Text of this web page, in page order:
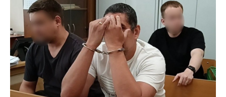
КОМУ ПРИНАДЛЕЖАТ
ТОРГОВЫЕ ЦЕНТРЫ
ТАТАРСТАНА
БЮДЖЕТ
ИНВЕСТИЦИИ
МАШИНОСТРОЕНИЕ
НЕФТЕХИМИЯ
НЕФТЬ
ОПК
НОВОСТИ АВТО
БИЗНЕС
НОВОСТИ БИЗНЕСА
РОЗНИЧНАЯ ТОРГОВЛЯ
ТРАНСПОРТ
ТЕХНОЛОГИИ
НОВОСТИ ТЕХНОЛОГИЙ
IT
МЕРОПРИЯТИЯ
НОВОСТИ МЕРОПРИЯТИЙ
СПОРТ